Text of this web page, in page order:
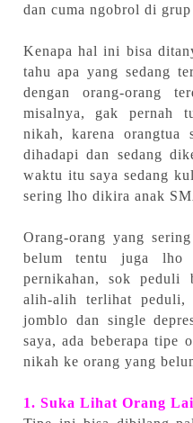
dan cuma ngobrol di grup
Kenapa hal ini bisa
tahu apa yang sedang
dengan orang-orang
misalnya, gak pernah
nikah, karena orangtua
dihadapi dan sedang
waktu itu saya sedang
sering lho dikira anak
Orang-orang yang
belum tentu juga lho
pernikahan, sok peduli
alih-alih terlihat
jomblo dan single
saya, ada beberapa tipe
nikah ke orang yang
1. Suka Lihat Orang